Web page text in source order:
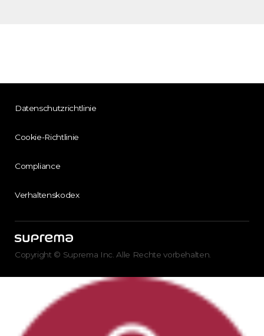
Datenschutzrichtlinie
Cookie-Richtlinie
Compliance
Verhaltenskodex
Copyright © Suprema Inc. Alle Rechte vorbehalten.